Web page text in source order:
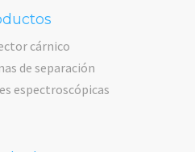
cárnico
de separación
espectroscópicas